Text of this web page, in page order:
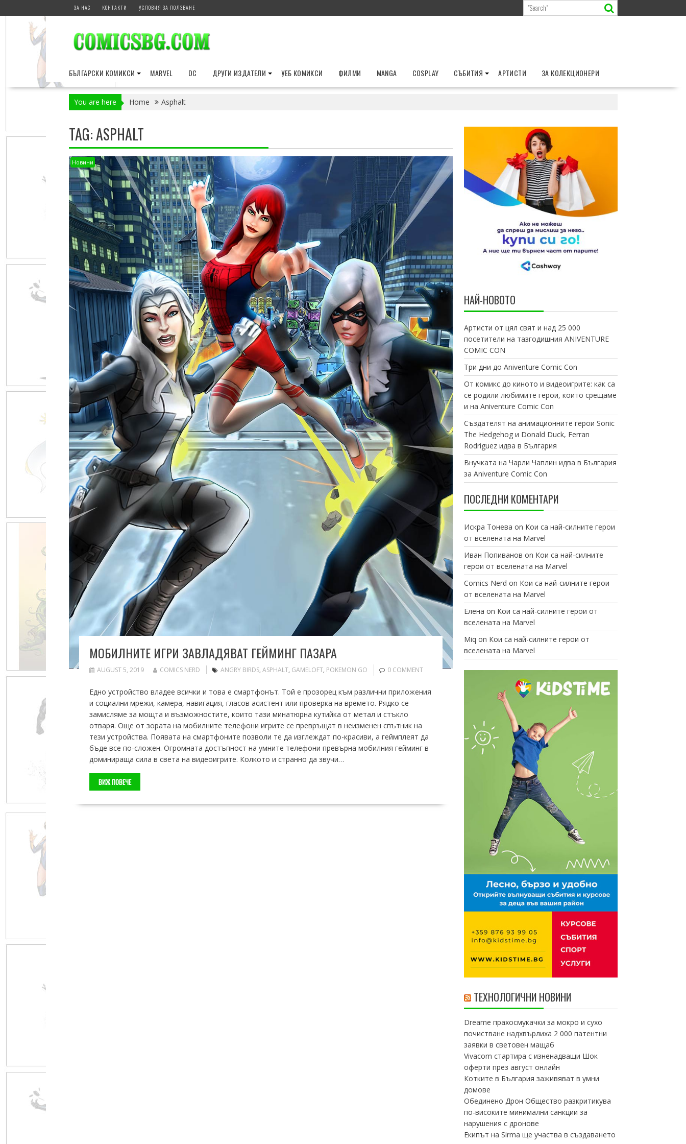
to
ЗА НАС КОНТАКТИ УСЛОВИЯ ЗА ПОЛЗВАНЕ
БЪЛГАРСКИ КОМИКСИ MARVEL DC ДРУГИ ИЗДАТЕЛИ УЕБ КОМИКСИ ФИЛМИ MANGA COSPLAY СЪБИТИЯ АРТИСТИ ЗА КОЛЕКЦИОНЕРИ
You are here Home Asphalt
TAG:ASPHALT
Новини
МОБИЛНИТЕ ИГРИ ЗАВЛАДЯВАТ ГЕЙМИНГ ПАЗАРА
AUGUST 5, 2019 COMICS NERD ANGRY BIRDS, ASPHALT, GAMELOFT, POKEMON GO 0 COMMENT
Едно устройство владее всички и това е смартфонът. Той е прозорец към различни приложения
и социални мрежи, камера, навигация, гласов асистент или проверка на времето. Рядко се
замисляме за мощта и възможностите, които тази минатюрна кутийка от метал и стъкло
отваря. Още от зората на мобилните телефони игрите се превръщат в неизменен спътник на
тези устройства. Появата на смартфоните позволи те да изглеждат по-красиви, а геймплеят да
бъде все по-сложен. Огромната достъпност на умните телефони превърна мобилния гейминг в
доминираща сила в света на видеоигрите. Колкото и странно да звучи…
ВИЖ ПОВЕЧЕ
НАЙ-НОВОТО
Артисти от цял свят и над 25 000
посетители на тазгодишния ANIVENTURE
COMIC CON
Три дни до Aniventure Comic Con
От комикс до киното и видеоигрите: как са
се родили любимите герои, които срещаме
и на Aniventure Comic Con
Създателят на анимационните герои Sonic
The Hedgehog и Donald Duck, Ferran
Rodriguez идва в България
Внучката на Чарли Чаплин идва в България
за Aniventure Comic Con
ПОСЛЕДНИ КОМЕНТАРИ
Искра Тонева on Кои са най-силните герои
от вселената на Marvel
Иван Попиванов on Кои са най-силните
герои от вселената на Marvel
Comics Nerd on Кои са най-силните герои
от вселената на Marvel
Елена on Кои са най-силните герои от
вселената на Marvel
Miq on Кои са най-силните герои от
вселената на Marvel
ТЕХНОЛОГИЧНИ НОВИНИ
Dreame прахосмукачки за мокро и сухо
почистване надхвърлиха 2 000 патентни
заявки в световен мащаб
Vivacom стартира с изненадващи Шок
оферти през август онлайн
Котките в България заживяват в умни
домове
Обединено Дрон Общество разкритикува
по-високите минимални санкции за
нарушения с дронове
Екипът на Sirma ще участва в създаването